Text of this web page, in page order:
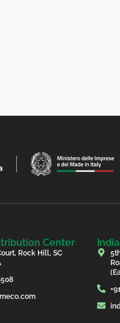
Center
Rock Hill, SC